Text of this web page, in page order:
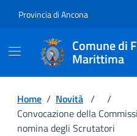
Provincia di Ancona
Comune di
Marittima
Home / Novità /
/
Convocazione della
nomina degli Scrutatori